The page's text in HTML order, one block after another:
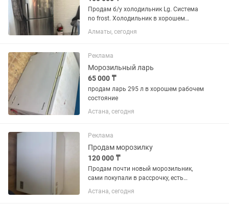
Продам б/у холодильник Lg. Система
no frost. Холодильник в хорошем
состоянии. Торг имеется
Алматы, сегодня
Реклама
Морозильный ларь
65 000 ₸
продам ларь 295 л в хорошем рабочем
состояние
Астана, сегодня
Реклама
Продам морозилку
120 000 ₸
Продам почти новый морозильник,
сами покупали в рассрочку, есть
гарантия на 2 года. Находится в
хорошем состоянии, все новое
Астана, сегодня